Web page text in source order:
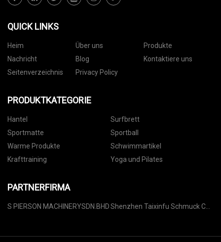
QUICK LINKS
Heim Über uns
Produkte
Nachricht
Blog
Kontaktiere uns
Seitenverzeichnis
Privacy Policy
PRODUKTKATEGORIE
Hantel
Surfbrett
Sportmatte
Sportball
Warme Produkte
Schwimmartikel
Krafttraining
Yoga und Pilates
PARTNERFIRMA
S PIERSON MACHINERYSDN.BHDShenzhen Taixinfu Schmuck Co.,